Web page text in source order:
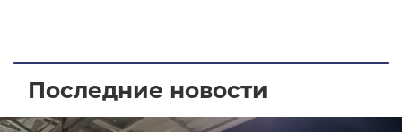
Последние новости